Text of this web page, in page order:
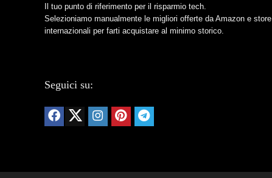
Il tuo punto di riferimento per il risparmio tech.
Selezioniamo manualmente le migliori offerte da Amazon e store
internazionali per farti acquistare al minimo storico.
Seguici su: